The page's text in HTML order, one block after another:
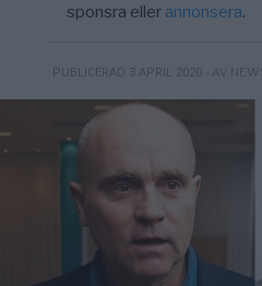
sponsra eller annonsera.
PUBLICERAD 3 APRIL 2020 - AV